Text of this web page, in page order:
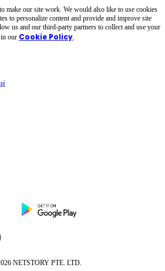
make our site work. We would also like to use cookies
to personalize content and provide and improve site
us and our third-party partners to collect and use your
our Cookie Policy.
NETSTORY PTE. LTD.